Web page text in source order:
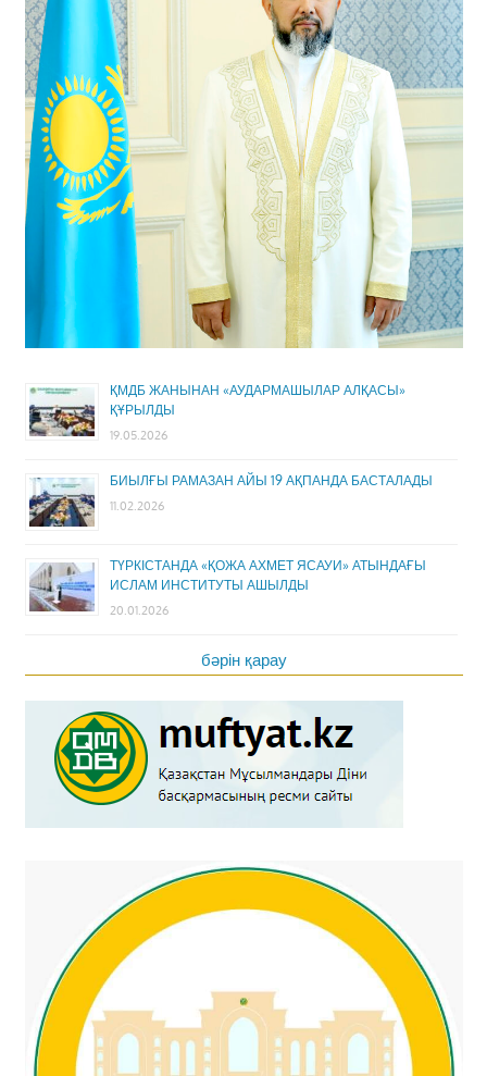
ҚМДБ ЖАНЫНАН «АУДАРМАШЫЛАР АЛҚАСЫ»
ҚҰРЫЛДЫ
19.05.2026
БИЫЛҒЫ РАМАЗАН АЙЫ 19 АҚПАНДА БАСТАЛАДЫ
11.02.2026
ТҮРКІСТАНДА «ҚОЖА АХМЕТ ЯСАУИ» АТЫНДАҒЫ
ИСЛАМ ИНСТИТУТЫ АШЫЛДЫ
20.01.2026
бәрін қарау